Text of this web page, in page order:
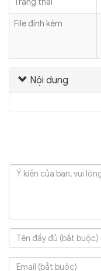
Trạng thái
File đính kèm
Nội dung